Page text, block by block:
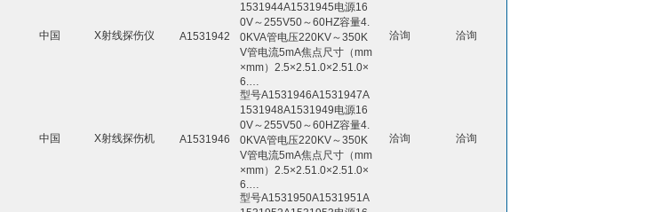
中国 X射线探伤仪 A1531942
1531944A1531945电源16
0V～255V50～60HZ容量4.
0KVA管电压220KV～350K
V管电流5mA焦点尺寸（mm
×mm）2.5×2.51.0×2.51.0×
6.…
洽询 洽询
中国 X射线探伤机 A1531946
型号A1531946A1531947A
1531948A1531949电源16
0V～255V50～60HZ容量4.
0KVA管电压220KV～350K
V管电流5mA焦点尺寸（mm
×mm）2.5×2.51.0×2.51.0×
6.…
洽询 洽询
型号A1531950A1531951A